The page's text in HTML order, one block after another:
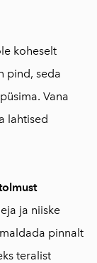
koheselt
pind, seda
Vana
lahtised
ja niiske
pinnalt
teralist